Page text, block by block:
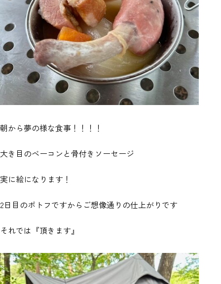
朝から夢の様な食事！！！！
大き目のベーコンと骨付きソーセージ
実に絵になります！
2日目のポトフですからご想像通りの仕上がりです
それでは『頂きます』